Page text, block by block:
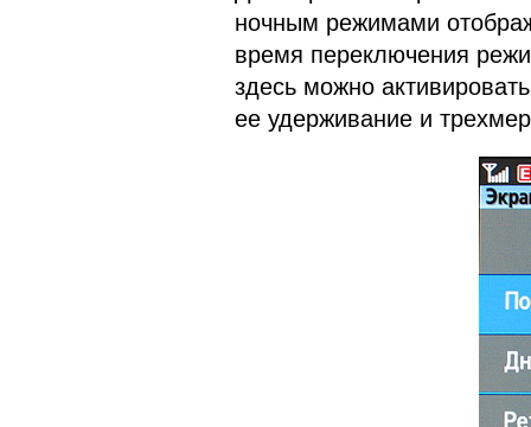
ночным режимами
время переключения
здесь можно
ее удерживание и